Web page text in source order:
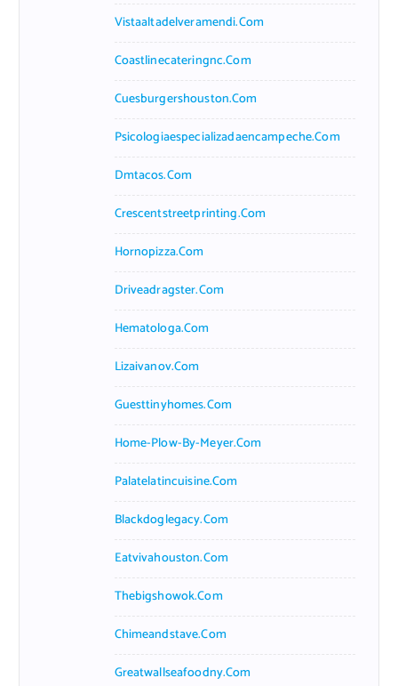
Vistaaltadelveramendi.com
Coastlinecateringnc.com
Cuesburgershouston.com
Psicologiaespecializadaencampeche.com
Dmtacos.com
Crescentstreetprinting.com
Hornopizza.com
Driveadragster.com
Hematologa.com
Lizaivanov.com
Guesttinyhomes.com
Home-Plow-By-Meyer.com
Palatelatincuisine.com
Blackdoglegacy.com
Eatvivahouston.com
Thebigshowok.com
Chimeandstave.com
Greatwallseafoodny.com